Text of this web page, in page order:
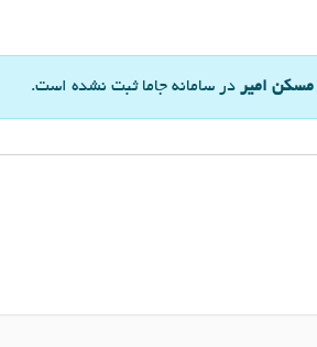
مسکن امیر در سامانه جاما ثبت نشده است.